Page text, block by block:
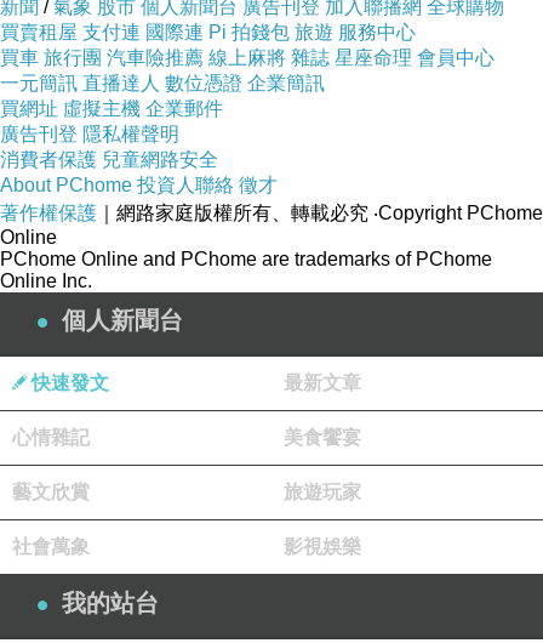
新聞 /氣象 股市 個人新聞台 廣告刊登 加入聯播網 全球購物
買賣租屋 支付連 國際連 Pi 拍錢包 旅遊 服務中心
買車 旅行團 汽車險推薦 線上麻將 雜誌 星座命理 會員中心
一元簡訊 直播達人 數位憑證 企業簡訊
買網址 虛擬主機 企業郵件
廣告刊登 隱私權聲明
消費者保護 兒童網路安全
About PChome 投資人聯絡 徵才
著作權保護 ｜網路家庭版權所有、轉載必究 ‧Copyright PChome
Online
PChome Online and PChome are trademarks of PChome
Online Inc.
個人新聞台
快速發文 最新文章
心情雜記 美食饗宴
藝文欣賞 旅遊玩家
社會萬象 影視娛樂
我的站台